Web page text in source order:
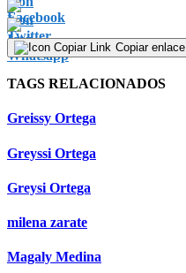
Copiar enlace
TAGS RELACIONADOS
Greissy Ortega
Greyssi Ortega
Greysi Ortega
milena zarate
Magaly Medina